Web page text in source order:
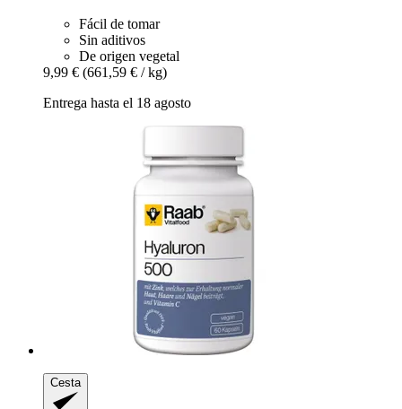
Fácil de tomar
Sin aditivos
De origen vegetal
9,99 € (661,59 € / kg)
Entrega hasta el 18 agosto
Cesta